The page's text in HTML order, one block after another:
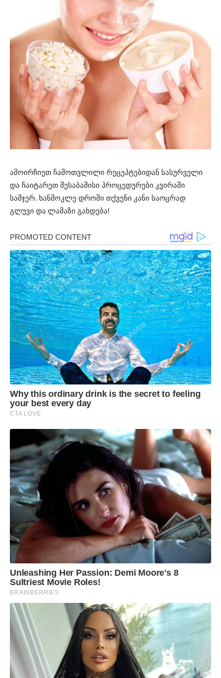
ამოირჩიეთ ჩამოთვლილი რეცეპტებიდან სასურველი
და ჩაიტარეთ შესაბამისი პროცედურები კვირაში
სამჯერ. ხანმოკლე დროში თქვენი კანი საოცრად
გლუვი და ლამაზი გახდება!